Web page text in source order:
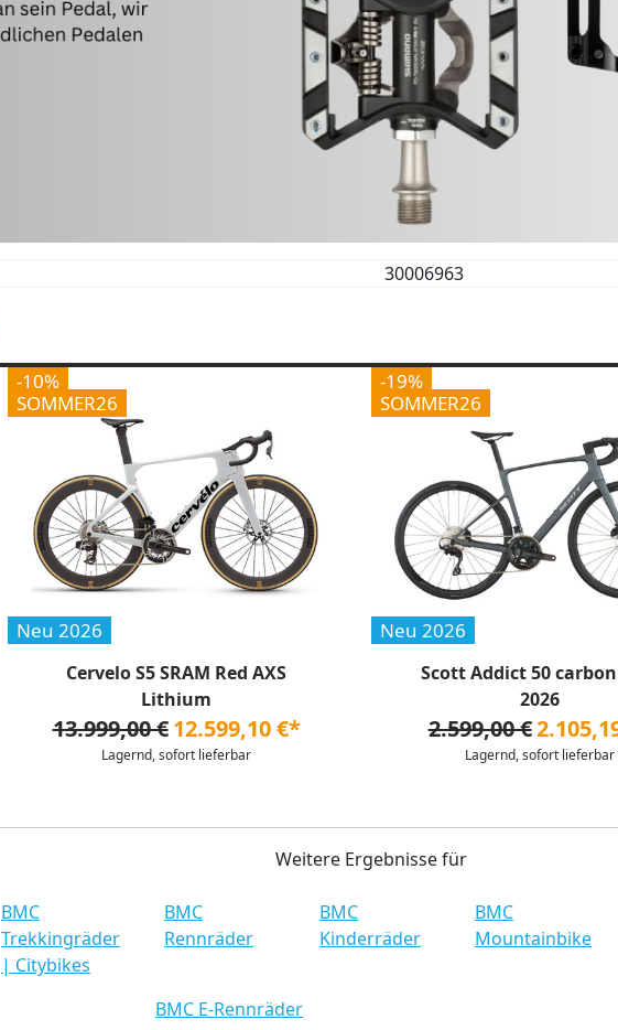
30006963
-10%
SOMMER26
Neu 2026
Cervelo S5 SRAM Red AXS
Lithium
13.999,00 € 12.599,10 €*
Lagernd, sofort lieferbar
-19%
SOMMER26
Neu 2026
Scott Addict 50
2026
2.599,00 €
Lagernd, sofort lieferbar
Weitere Ergebnisse für
BMC
Trekkingräder
| Citybikes
BMC
Rennräder
BMC
Kinderräder
BMC
Mountainbike
BMC E-Rennräder